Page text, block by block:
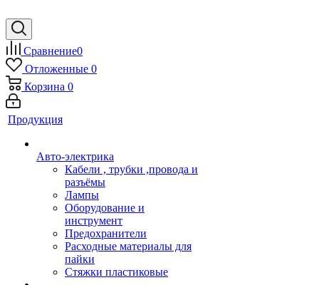
Сравнение0
Отложенные 0
Корзина 0
Продукция
Авто-электрика
Кабели , трубки ,провода и
разъёмы
Лампы
Оборудование и
инструмент
Предохранители
Расходные материалы для
пайки
Стяжки пластиковые